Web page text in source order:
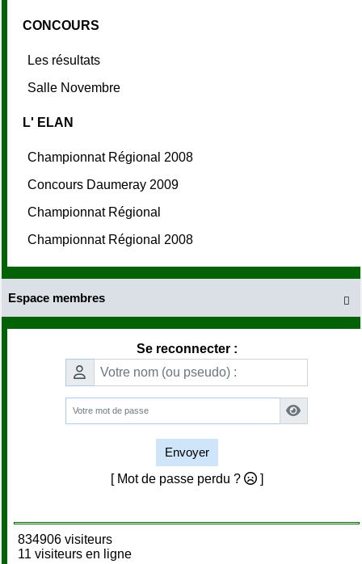
CONCOURS
Les résultats
Salle Novembre
L' ELAN
Championnat Régional 2008
Concours Daumeray 2009
Championnat Régional
Championnat Régional 2008

Espace membres
Se reconnecter :
Envoyer
[ Mot de passe perdu ?
]
834906 visiteurs
11 visiteurs en ligne